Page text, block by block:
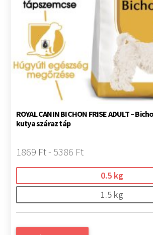
ROYAL CANIN BICHON FRISE ADULT –
kutya száraz táp
1869 Ft - 5386 Ft
0.5 kg
1.5 kg